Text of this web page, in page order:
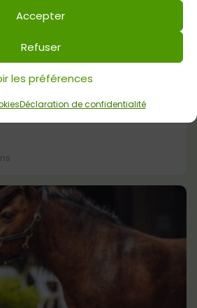
Accepter
Refuser
les préférences
Déclaration de confidentialité